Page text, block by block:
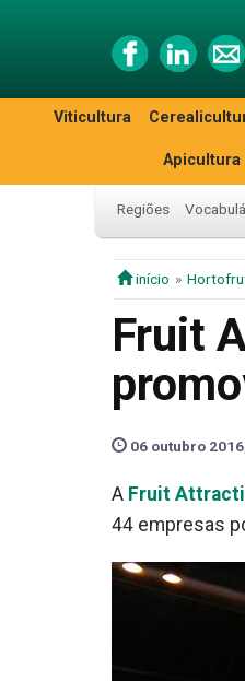
Viticultura
Apicultura
Regiões
início
Fruit
06 outubro
A Fruit
44 empresas